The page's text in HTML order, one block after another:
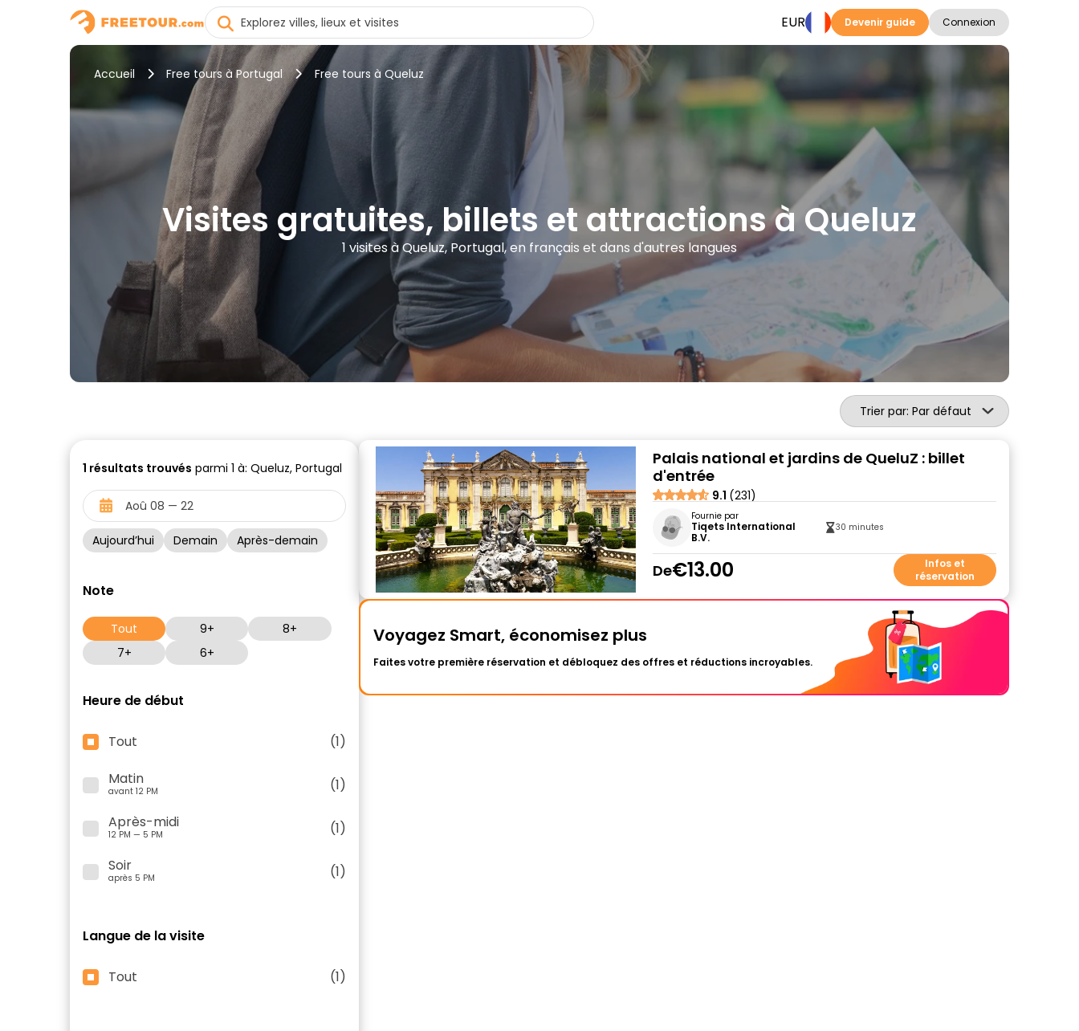
EUR Devenir guide Connexion
Accueil Free tours à Portugal Free tours à Queluz
Visites gratuites, billets et attractions à Queluz
1 visites à Queluz, Portugal, en français et dans d'autres langues
Trier par: Par défaut
1 résultats trouvés parmi 1 à: Queluz, Portugal
Aujourd’hui Demain Après-demain
Note
Tout 9+
8+
7+
6+
Heure de début
Tout
(1)
Matin
avant 12 PM
(1)
Après-midi
12 PM — 5 PM
(1)
Soir
après 5 PM (1)
Langue de la visite
Tout (1)
Palais national et jardins de QueluZ : billet
d'entrée
9.1 (231)
Fournie par
Tiqets International
B.V.
30 minutes
De€13.00
Infos et
réservation
Voyagez Smart, économisez plus
Faites votre première réservation et débloquez des offres et réductions incroyables.